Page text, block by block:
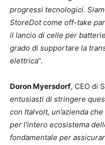
progressi tecnologici.
StoreDot come off-take
il lancio di celle per
grado di supportare la
elettrica”.
Doron Myersdorf, CEO di
entusiasti di stringere
con Italvolt, un’azienda
per l’intero ecosistema
fondamentale per